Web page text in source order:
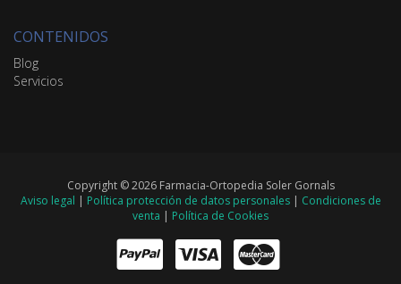
CONTENIDOS
Blog
Servicios
Copyright © 2026 Farmacia-Ortopedia Soler Gornals
Aviso legal | Política protección de datos personales| Condiciones de
venta | Política de Cookies